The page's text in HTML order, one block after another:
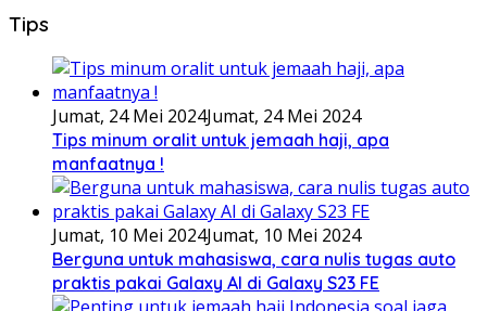
Tips
Jumat, 24 Mei 2024Jumat, 24 Mei 2024
Tips minum oralit untuk jemaah haji, apa
manfaatnya !
Jumat, 10 Mei 2024Jumat, 10 Mei 2024
Berguna untuk mahasiswa, cara nulis tugas auto
praktis pakai Galaxy AI di Galaxy S23 FE